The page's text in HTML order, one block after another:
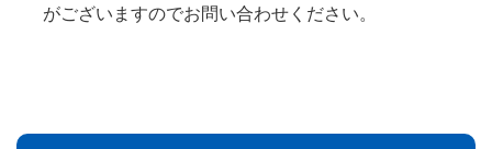
がございますのでお問い合わせください。